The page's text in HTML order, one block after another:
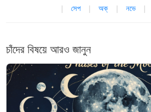
|
সেপ | অক্ | নভে |
চাঁদের বিষয়ে আরও জানুন